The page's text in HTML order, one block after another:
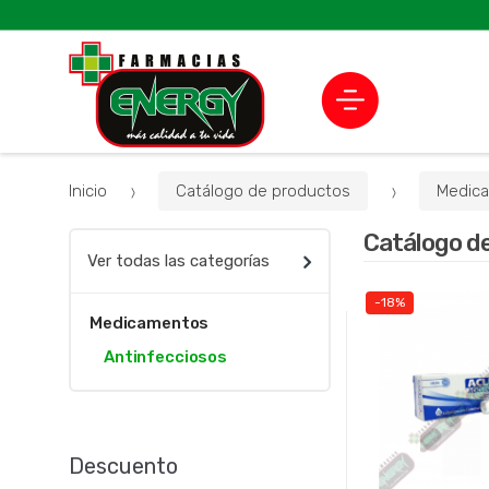
Inicio Catálogo de productos
Catálogo
-18%
Ver todas las categorías
Medicamentos
Antinfecciosos
Descuento